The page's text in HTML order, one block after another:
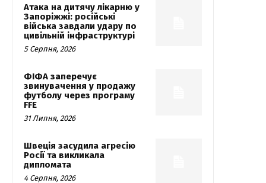
Атака на дитячу лікарню у
Запоріжжі: російські
війська завдали удару по
цивільній інфраструктурі
5 Серпня, 2026
ФІФА заперечує
звинувачення у продажу
футболу через програму
FFE
31 Липня, 2026
Швеція засудила агресію
Росії та викликала
дипломата
4 Серпня, 2026